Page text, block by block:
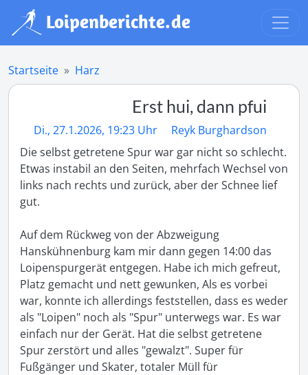
Startseite Harz
Erst hui, dann pfui
Di., 27.1.2026, 19:23 Uhr
Reyk Burghardson
Die selbst getretene Spur war gar nicht so schlecht.
Etwas instabil an den Seiten, mehrfach Wechsel von
links nach rechts und zurück, aber der Schnee lief
gut.
Auf dem Rückweg von der Abzweigung
Hanskühnenburg kam mir dann gegen 14:00 das
Loipenspurgerät entgegen. Habe ich mich gefreut,
Platz gemacht und nett gewunken, Als es vorbei
war, konnte ich allerdings feststellen, dass es weder
als "Loipen" noch als "Spur" unterwegs war. Es war
einfach nur der Gerät. Hat die selbst getretene
Spur zerstört und alles "gewalzt". Super für
Fußgänger und Skater, totaler Müll für